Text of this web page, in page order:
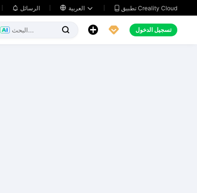
 الرسائل    تطبيق Creality Cloud
   تسجيل الدخول